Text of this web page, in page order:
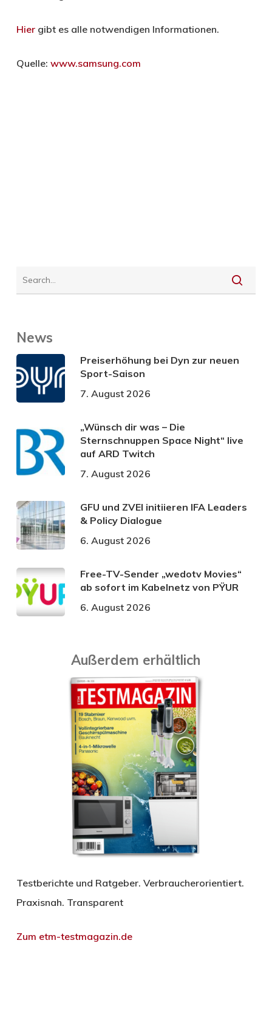
Hiergibt es alle notwendigen Informationen.
Quelle: www.samsung.com
News
Preiserhöhung bei Dyn zur neuen
Sport-Saison
7. August 2026
„Wünsch dir was – Die
Sternschnuppen Space Night“ live
auf ARD Twitch
7. August 2026
GFU und ZVEI initiieren IFA Leaders
& Policy Dialogue
6. August 2026
Free-TV-Sender „wedotv Movies“
ab sofort im Kabelnetz von PŸUR
6. August 2026
Außerdem erhältlich
Testberichte und Ratgeber. Verbraucherorientiert.
Praxisnah. Transparent
Zum etm-testmagazin.de